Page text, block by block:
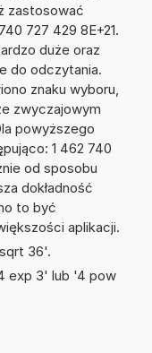
zastosować
727 429 8E+21.
duże oraz
do odczytania.
znaku wyboru,
zwyczajowym
powyższego
1 462 740
od sposobu
dokładność
to być
aplikacji.
36'.
exp 3' lub '4 pow